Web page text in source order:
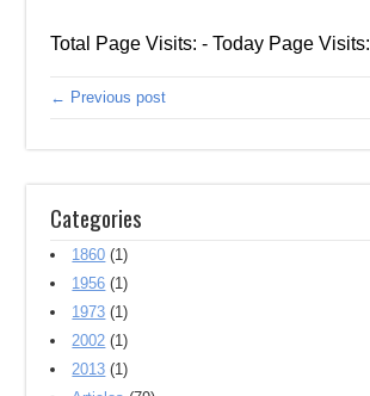
Total Page Visits: - Today Page Visits:
← Previous post
Categories
1860 (1)
1956 (1)
1973 (1)
2002 (1)
2013 (1)